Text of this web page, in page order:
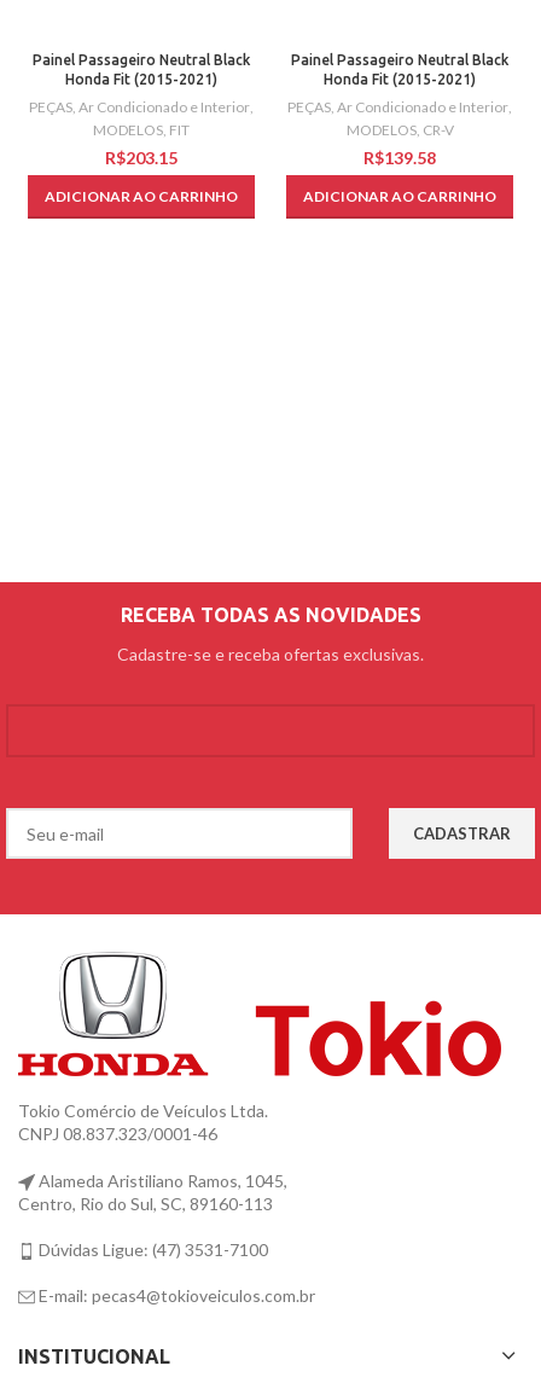
Painel Passageiro Neutral Black
Honda Fit (2015-2021)
PEÇAS, Ar Condicionado e Interior,
MODELOS, FIT
R$
ADICIONAR AO CARRINHO
Painel Passageiro Neutral Black
Honda Fit (2015-2021)
PEÇAS, Ar Condicionado e Interior,
MODELOS, CR-V
R$
ADICIONAR AO CARRINHO
RECEBA TODAS AS NOVIDADES
Cadastre-se e receba ofertas exclusivas.
Tokio Comércio de Veículos Ltda.
CNPJ 08.837.323/0001-46
Alameda Aristiliano Ramos, 1045,
Centro, Rio do Sul, SC, 89160-113
Dúvidas Ligue: (47) 3531-7100
E-mail: pecas4@tokioveiculos.com.br
INSTITUCIONAL